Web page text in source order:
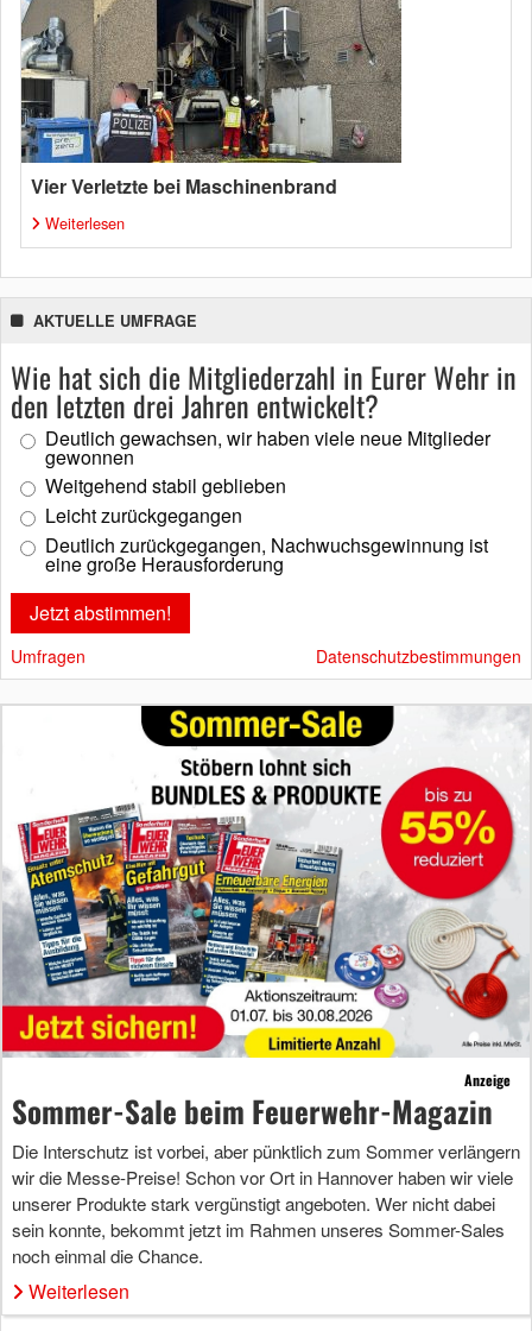
Vier Verletzte bei Maschinenbrand
Weiterlesen
AKTUELLE UMFRAGE
Wie hat sich die Mitgliederzahl in Eurer Wehr in
den letzten drei Jahren entwickelt?
Deutlich gewachsen, wir haben viele neue Mitglieder
gewonnen
Weitgehend stabil geblieben
Leicht zurückgegangen
Deutlich zurückgegangen, Nachwuchsgewinnung ist
eine große Herausforderung
Umfragen Datenschutzbestimmungen
Anzeige
Sommer-Sale beim Feuerwehr-Magazin
Die Interschutz ist vorbei, aber pünktlich zum Sommer verlängern
wir die Messe-Preise! Schon vor Ort in Hannover haben wir viele
unserer Produkte stark vergünstigt angeboten. Wer nicht dabei
sein konnte, bekommt jetzt im Rahmen unseres Sommer-Sales
noch einmal die Chance.
Weiterlesen